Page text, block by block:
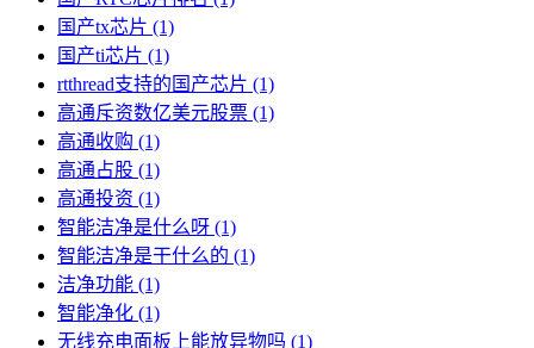
国产tx芯片 (1)
国产ti芯片 (1)
rtthread支持的国产芯片 (1)
高通斥资数亿美元股票 (1)
高通收购 (1)
高通占股 (1)
高通投资 (1)
智能洁净是什么呀 (1)
智能洁净是干什么的 (1)
洁净功能 (1)
智能净化 (1)
无线充电面板上能放异物吗 (1)